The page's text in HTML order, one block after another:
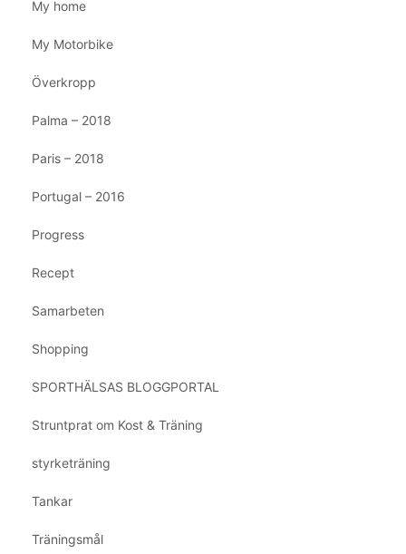
My home
My Motorbike
Överkropp
Palma – 2018
Paris – 2018
Portugal – 2016
Progress
Recept
Samarbeten
Shopping
SPORTHÄLSAS BLOGGPORTAL
Struntprat om Kost & Träning
styrketräning
Tankar
Träningsmål